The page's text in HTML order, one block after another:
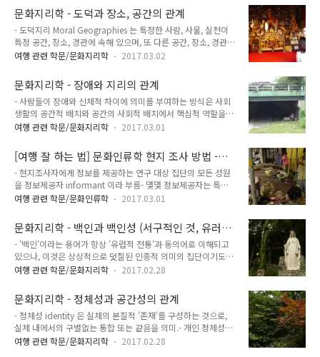
국가의 등장과 함께 성립.- 마샬은 하나의 통합적인 국민국가
nati..
질의 차이도 반영.- 사회적 관점에서 노동자 계급은 여가 사회의
구성원으로서 등급을 매기는 것이 매우 불합리하고, 심지어 일상
에서의 탈출기간 - 연휴기간까지 상업화의 대상으로 보는 것은
문제가 있음. 그리고 보통 여가 경험은 사회적 위치와 관련시켜
볼 때 계층화되어 있는데, 이런 관점은 자본주의 사회의 하위계
는 현상과도 연계됨. - 관광과 여가의 사회경제적 영향은 많은 관
심을 끔.- 유럽집..
문화지리학 - 도덕과 장소, 공간의 관계
- 도덕지리 Moral Geographies 는 특정한 사람, 사물, 실천이
특정 공간, 장소, 경관에 속해 있으며, 또 다른 공간, 장소, 경관에
서는 배제되어 있다는 것.- 이 정의는 공간, 장소, 경관, 영토, 경
령, 장애 등 사회적, 문화적 대상들의 상호의존관계를 이해하고
이론화하는 것이 중요함을 강조.- '도덕적'이라는 단어는 가지런
히 정렬해 있는 규칙과 기대치의 상당히 우연적인 조합을 지칭.-
이 모든 논의에서 핵심적인 것은 일상에서의 지리와 사회집단 및
개인의 실천 간의 관계를 형성하는 데 있어서 권력의 역할이며,
태도의 역할이 중요.- 도덕이라 치부되는 것은 지리..
여행 관련 학문/문화지리학 2017.03.02
문화지리학 - 장애와 지리의 관계
- 사람들이 장애와 신체적 차이에 의미를 부여하는 방식은 사회
생활의 공간적 배치와 공간의 사회적 배치에서 핵심적 역할을
함. - 장애인은 만성질환을 포함한 육체적, 정신적, 또는 지적 손
'장애인' 개인에 초점을 두는 경향이 있음.- 현대에서 이러한 경
향이 등장한 이유는 장애의 생리적 특성을 강조하면서, 장애를
겪는 사람들을 '고쳐줘야' 한다고 주장하는 의료기관과 전문가들
의 영행이 매우 큼.- 이러한 정의는 종종 '장애의 의료 모델'
medical model of disability 라 불리는 것을 생산 및 재생산
로 간주. - 최근 행동주의자들과 학자들은 으료 모델의 헤게모니
에 반대..
여행 관련 학문/문화지리학 2017.03.01
[여행 잘 하는 법] 문화인류학 현지 조사 방법 -
정보제공자와 인터뷰하는 방법
- 현지조사자에게 정보를 제공하는 연구 대상 집단의 모든 성원
을 정보제공자 informant 이라 부름- 몇몇 정보제공자는 특별
한 지식을 갖고 있기 때문에 선정됨. 이런 경우는 다음과 같음.1.
주로 사용.2. 연구 대상 커뮤니티가 아직 온전하다 할지라도 시
간, 돈, 장비, 다른 조사도구의 한계로 인해 모든 사람들을 대상
으로 작업을 할 수 없기 때문. - 인류학자가 연구 프로젝트와 관
련해 등장하는 커뮤니티 내의 모든 사람과 개인적으로 깊은 친분
을 갖는 것은 다음과 같은 이유로 항상 가능하지 않음.1. 비교적
상이한 커뮤니티를 비교해 연구하는 경우3. 설령 모든 사람을 만
나고 개인적..
여행 관련 학문/문화인류학 2017.03.01
문화지리학 - 백인과 백인성 (서구적인 것, 유러피
안 스타일)과 지리학
- '백인'이라는 용어가 항상 '유럽적 전통'과 동의어로 이해되고
있으나, 이것은 상상적으로 덧칠된 인종적 의미의 집단이기도
함. 이는 린네와 큐비에의 과학에 의해 처음으로 확인된 피부색
화되었기 때문에 분명하고 자연적인 것처럼 보이기 쉬움.- 19세
기말~20세기 초 제국주의 지리학은 백인의 정착과 식민 지배의
가능성 및 한계를 지도화하기 위해 꾸준히 노력. 이러한 인종적
환경결정론의 적용은 백인 권위와 식민 지배 정당성의 위기 인식
에 대한 광범위한 논의의 일부분이었음. 이런 일련의 지리학 연
여행 관련 학문/문화지리학 2017.02.28
문화지리학 - 정체성과 공간성의 관계
- 정체성 identity 은 실체의 본질적 '존재'를 구성하는 것으로,
실체 내에서의 구별없는 통합 또는 같음을 의미.- 개인 정체성은
내부적 '자아' 또는 주체성의 관념과 관련이 있는데, 이는 정체성
여행 관련 학문/문화지리학 2017.02.28